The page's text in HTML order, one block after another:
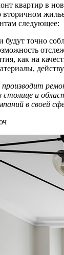
квартир в
следующее:
будут точно
как на
и
в своей